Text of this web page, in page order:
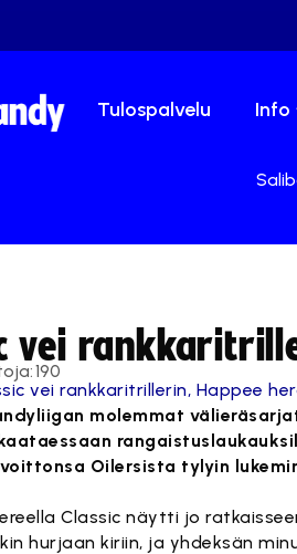
Tulospalvelu Info
vei
190
molemmat
Oilersista tylyin
Classic näytti jo
hurjaan kiriin, ja yhdeksän